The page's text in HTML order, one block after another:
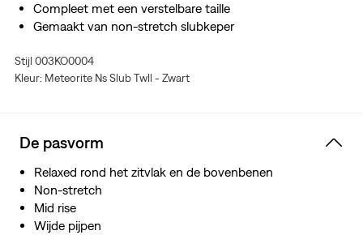
Compleet met een verstelbare taille
Gemaakt van non-stretch slubkeper
Stijl 003KO0004
Kleur: Meteorite Ns Slub Twll - Zwart
De pasvorm
Relaxed rond het zitvlak en de bovenbenen
Non-stretch
Mid rise
Wijde pijpen